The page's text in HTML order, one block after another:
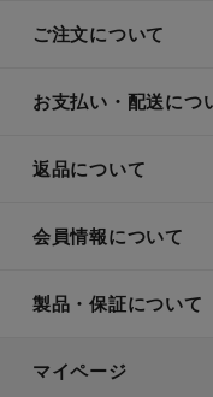
ご注文について
お支払い・配送につ
返品について
会員情報について
製品・保証について
マイページ